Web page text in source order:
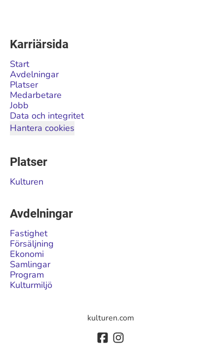
Karriärsida
Start
Avdelningar
Platser
Medarbetare
Jobb
Data och integritet
Hantera cookies
Platser
Kulturen
Avdelningar
Fastighet
Försäljning
Ekonomi
Samlingar
Program
Kulturmiljö
kulturen.com